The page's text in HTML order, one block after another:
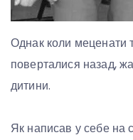
Однак коли меценати
поверталися назад,
дитини.
Як написав у себе на